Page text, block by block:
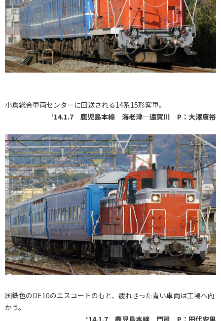
小倉総合車両センターに回送される14系15形客車。
‘14.1.7 鹿児島本線 海老津―遠賀川 P：大澤康裕
国鉄色のDE10のエスコートのもと、疲れきった青い車両は工場へ向
かう。